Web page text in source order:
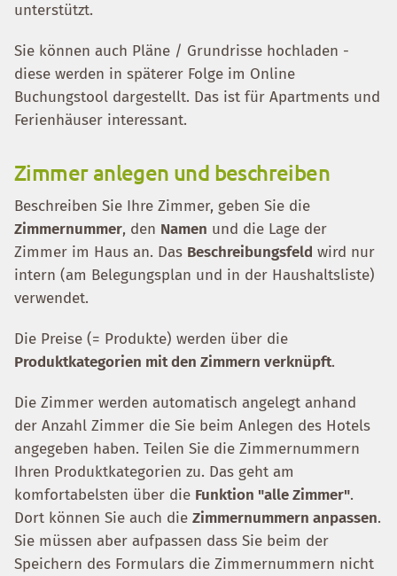
unterstützt.
Sie können auch Pläne / Grundrisse hochladen -
diese werden in späterer Folge im Online
Buchungstool dargestellt. Das ist für Apartments und
Ferienhäuser interessant.
Zimmer anlegen und beschreiben
Beschreiben Sie Ihre Zimmer, geben Sie die
Zimmernummer, den Namen und die Lage der
Zimmer im Haus an. Das Beschreibungsfeld wird nur
intern (am Belegungsplan und in der Haushaltsliste)
verwendet.
Die Preise (= Produkte) werden über die
Produktkategorien mit den Zimmern verknüpft.
Die Zimmer werden automatisch angelegt anhand
der Anzahl Zimmer die Sie beim Anlegen des Hotels
angegeben haben. Teilen Sie die Zimmernummern
Ihren Produktkategorien zu. Das geht am
komfortabelsten über die Funktion "alle Zimmer".
Dort können Sie auch die Zimmernummern anpassen.
Sie müssen aber aufpassen dass Sie beim der
Speichern des Formulars die Zimmernummern nicht